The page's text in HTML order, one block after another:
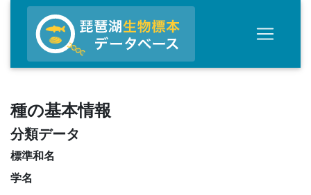
種の基本情報
分類データ
標準和名
学名